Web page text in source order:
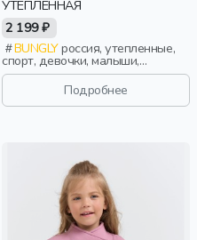
УТЕПЛЕННАЯ
2 199 ₽
BUNGLYроссия, утепленные,
спорт, девочки, малыши,
дошкольники, дети
Подробнее